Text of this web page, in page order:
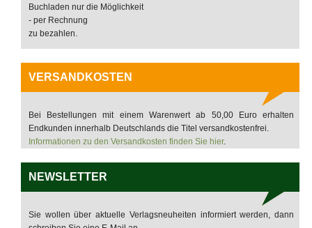
Buchladen nur die Möglichkeit
- per Rechnung
zu bezahlen.
VERSANDKOSTEN
Bei Bestellungen mit einem Warenwert ab 50,00 Euro erhalten
Endkunden innerhalb Deutschlands die Titel versandkostenfrei.
Informationen zu den Versandkosten finden Sie hier.
NEWSLETTER
Sie wollen über aktuelle Verlagsneuheiten informiert werden, dann